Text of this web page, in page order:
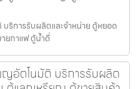
ริการรับผลิตและจำหน่าย ตู้หยอด
ยกาแฟ ตู้น้ำดื่
อัตโนมัติ บริการรับผลิต